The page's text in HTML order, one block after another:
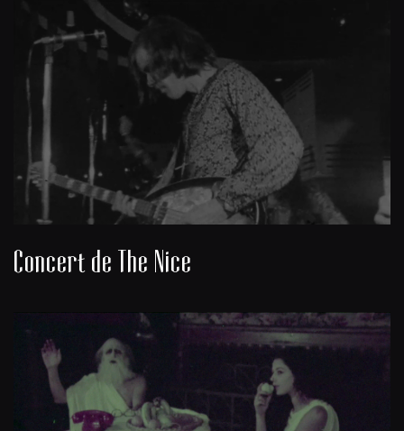
Concert de The Nice